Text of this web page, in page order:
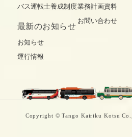
バス運転士養成制度
最新のお知らせ
お知らせ
運行情報
業務計画資料
お問い合わせ
Copyright © Tango Kairiku Kotsu